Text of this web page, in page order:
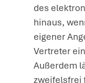
des
hinaus,
eigener
Vertreter
Außerdem
zweifelsfrei